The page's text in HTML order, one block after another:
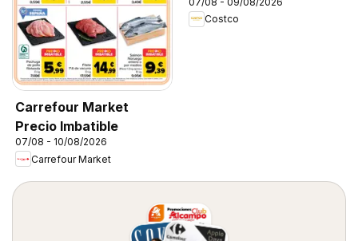
Carrefour Market
Precio Imbatible
07/08 - 10/08/2026
Carrefour Market
Costco